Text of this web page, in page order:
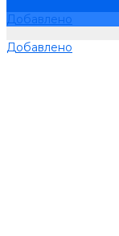
Добавлено
Добавлено